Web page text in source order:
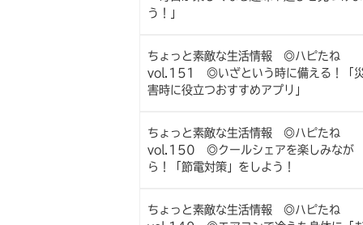
う！」
ちょっと素敵な生活情報 ◎ハピたね
vol.151 ◎いざという時に備える！「
害時に役立つおすすめアプリ」
ちょっと素敵な生活情報 ◎ハピたね
vol.150 ◎クールシェアを楽しみなが
ら！「節電対策」をしよう！
ちょっと素敵な生活情報 ◎ハピたね